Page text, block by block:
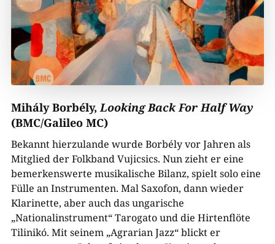
Mihály Borbély,Looking Back For Half Way
(BMC/Galileo MC)
Bekannt hierzulande wurde Borbély vor Jahren als
Mitglied der Folkband Vujicsics. Nun zieht er eine
bemerkenswerte musikalische Bilanz, spielt solo eine
Fülle an Instrumenten. Mal Saxofon, dann wieder
Klarinette, aber auch das ungarische
„Nationalinstrument“ Tarogato und die Hirtenflöte
Tilinikó. Mit seinem „Agrarian Jazz“ blickt er